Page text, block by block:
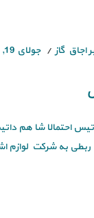
اجاق گاز جولای 19, 2023
احتمالا شا هم
به شرکت لوازم